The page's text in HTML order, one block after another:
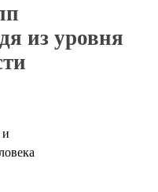
из уровня
и